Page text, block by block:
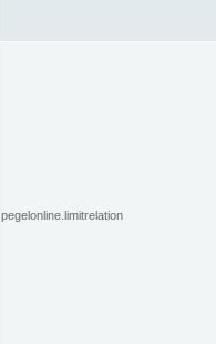
pegelonline.limitrelation